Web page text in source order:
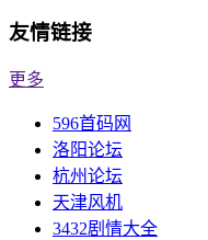
友情链接
更多
596首码网
洛阳论坛
杭州论坛
天津风机
3432剧情大全